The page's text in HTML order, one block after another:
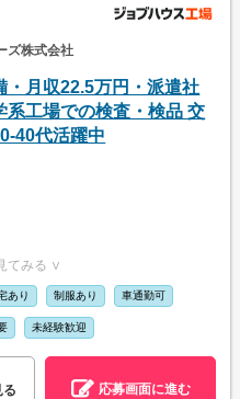
ズ株式会社
月収22.5万円・派遣社
工場での検査・検品 交
40代活躍中
てみる ∨
あり 制服あり 車通勤可
未経験歓迎
る 応募画面に進む